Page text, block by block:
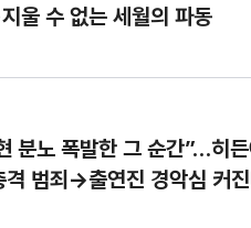
울 수 없는 세월의 파동
분노 폭발한 그 순간”…히
격 범죄→출연진 경악심 커